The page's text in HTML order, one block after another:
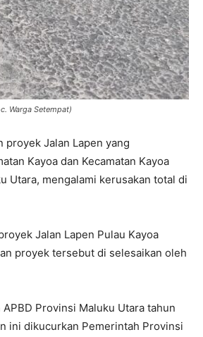
Warga Setempat)
proyek Jalan Lapen yang
Kayoa dan Kecamatan Kayoa
Utara, mengalami kerusakan total di
Jalan Lapen Pulau Kayoa
proyek tersebut di selesaikan oleh
Provinsi Maluku Utara tahun
ini dikucurkan Pemerintah Provinsi